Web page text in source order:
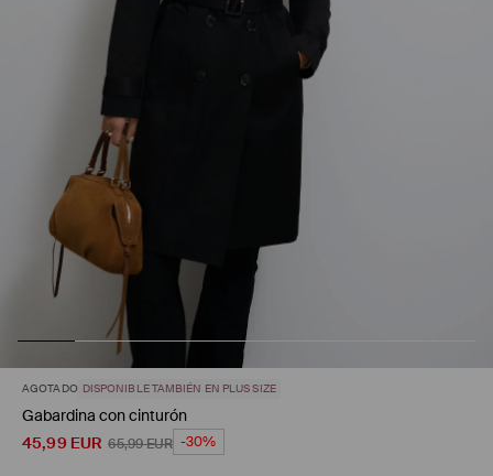
AGOTADO DISPONIBLE TAMBIÉN EN PLUS SIZE
Gabardina con cinturón
45,99 EUR 65,99EUR -30%